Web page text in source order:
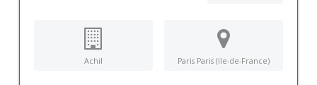
Achil Paris Paris (Ile-de-France)